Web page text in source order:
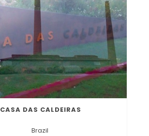
CASA DAS CALDEIRAS
Brazil